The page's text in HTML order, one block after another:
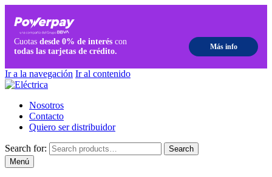
Ir a la navegación Ir al contenido
Nosotros
Contacto
Quiero ser distribuidor
Search for:
Search
Menú